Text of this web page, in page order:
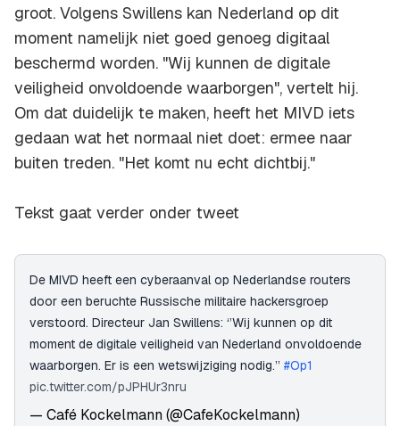
groot. Volgens Swillens kan Nederland op dit
moment namelijk niet goed genoeg digitaal
beschermd worden. "Wij kunnen de digitale
veiligheid onvoldoende waarborgen", vertelt hij.
Om dat duidelijk te maken, heeft het MIVD iets
gedaan wat het normaal niet doet: ermee naar
buiten treden. "Het komt nu echt dichtbij."
Tekst gaat verder onder tweet
De MIVD heeft een cyberaanval op Nederlandse routers
door een beruchte Russische militaire hackersgroep
verstoord. Directeur Jan Swillens: ‘’Wij kunnen op dit
moment de digitale veiligheid van Nederland onvoldoende
waarborgen. Er is een wetswijziging nodig.’’ #Op1
pic.twitter.com/pJPHUr3nru
— Café Kockelmann (@CafeKockelmann)